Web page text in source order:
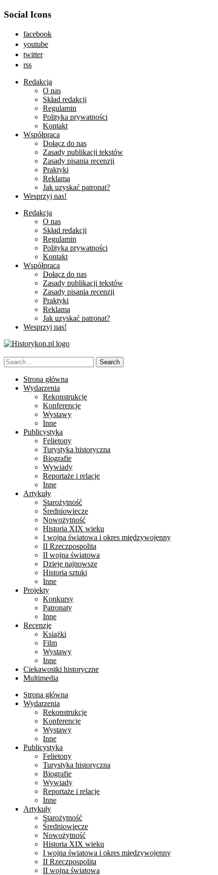
Social Icons
facebook
youtube
twitter
rss
Redakcja
O nas
Skład redakcji
Regulamin
Polityka prywatności
Kontakt
Współpraca
Dołącz do nas
Zasady publikacji tekstów
Zasady pisania recenzji
Praktyki
Reklama
Jak uzyskać patronat?
Wesprzyj nas!
Redakcja
O nas
Skład redakcji
Regulamin
Polityka prywatności
Kontakt
Współpraca
Dołącz do nas
Zasady publikacji tekstów
Zasady pisania recenzji
Praktyki
Reklama
Jak uzyskać patronat?
Wesprzyj nas!
Strona główna
Wydarzenia
Rekonstrukcje
Konferencje
Wystawy
Inne
Publicystyka
Felietony
Turystyka historyczna
Biografie
Wywiady
Reportaże i relacje
Inne
Artykuły
Starożytność
Średniowiecze
Nowożytność
Historia XIX wieku
I wojna światowa i okres międzywojenny
II Rzeczpospolita
II wojna światowa
Dzieje najnowsze
Historia sztuki
Inne
Projekty
Konkursy
Patronaty
Inne
Recenzje
Książki
Film
Wystawy
Inne
Ciekawostki historyczne
Multimedia
Strona główna
Wydarzenia
Rekonstrukcje
Konferencje
Wystawy
Inne
Publicystyka
Felietony
Turystyka historyczna
Biografie
Wywiady
Reportaże i relacje
Inne
Artykuły
Starożytność
Średniowiecze
Nowożytność
Historia XIX wieku
I wojna światowa i okres międzywojenny
II Rzeczpospolita
II wojna światowa